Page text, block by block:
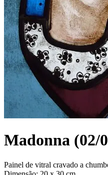
Madonna (02/
Painel de vitral cravado a